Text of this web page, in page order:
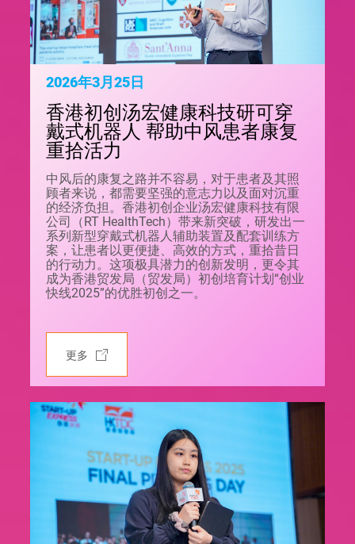
2026年3月25日
香港初创汤宏健康科技研可穿
戴式机器人 帮助中风患者康复
重拾活力
中风后的康复之路并不容易，对于患者及其照
顾者来说，都需要坚强的意志力以及面对沉重
的经济负担。香港初创企业汤宏健康科技有限
公司（RT HealthTech）带来新突破，研发出一
系列新型穿戴式机器人辅助装置及配套训练方
案，让患者以更便捷、高效的方式，重拾昔日
的行动力。这项极具潜力的创新发明，更令其
成为香港贸发局（贸发局）初创培育计划“创业
快线2025”的优胜初创之一。
更多